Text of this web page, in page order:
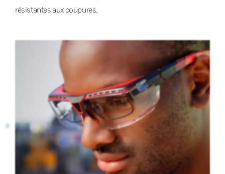
résistantes aux coupures.